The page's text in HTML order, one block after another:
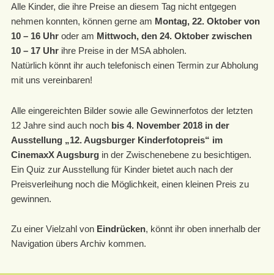
Alle Kinder, die ihre Preise an diesem Tag nicht entgegen
nehmen konnten, können gerne am Montag, 22. Oktober von
10 – 16 Uhr oder am Mittwoch, den 24. Oktober zwischen
10 – 17 Uhr ihre Preise in der MSA abholen.
Natürlich könnt ihr auch telefonisch einen Termin zur Abholung
mit uns vereinbaren!
Alle eingereichten Bilder sowie alle Gewinnerfotos der letzten
12 Jahre sind auch noch bis 4. November 2018 in der
Ausstellung „12. Augsburger Kinderfotopreis“ im
CinemaxX Augsburgin der Zwischenebene zu besichtigen.
Ein Quiz zur Ausstellung für Kinder bietet auch nach der
Preisverleihung noch die Möglichkeit, einen kleinen Preis zu
gewinnen.
Zu einer Vielzahl von Eindrücken, könnt ihr oben innerhalb der
Navigation übers Archiv kommen.